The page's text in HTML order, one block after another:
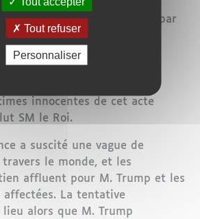
Mohammed VI se termine par
et de réconfort pour M.
les victimes de cet acte
et mes prières vous
le Président, ainsi que votre
innocentes de cet acte
SM le Roi.
a suscité une vague de
le monde, et les
affluent pour M. Trump et les
affectées. La tentative
lieu alors que M. Trump
Tout refuser
Personnaliser